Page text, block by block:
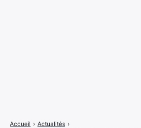
Accueil › Actualités ›